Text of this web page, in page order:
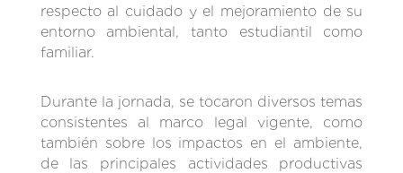
respecto al cuidado y el mejoramiento de su
entorno ambiental, tanto estudiantil como
familiar.
Durante la jornada, se tocaron diversos temas
consistentes al marco legal vigente, como
también sobre los impactos en el ambiente,
de las principales actividades productivas